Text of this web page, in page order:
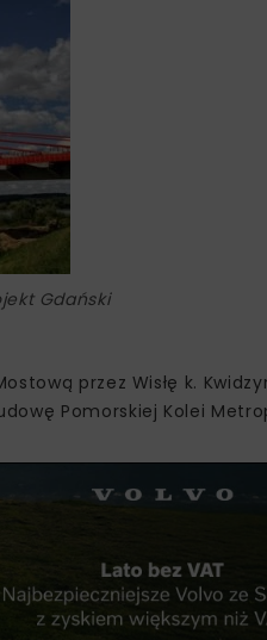
Gdański
przez Wisłę k.
Pomorskiej Kolei